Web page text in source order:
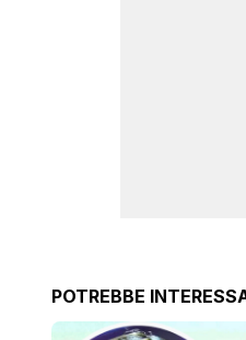
POTREBBE